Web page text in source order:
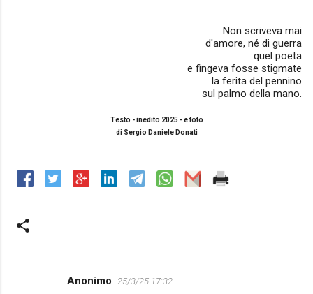
Non scriveva mai
d'amore, né di guerra
quel poeta
e fingeva fosse stigmate
la ferita del pennino
sul palmo della mano.
Testo - inedito 2025 - e foto
di Sergio Daniele Donati
Anonimo 25/3/25 17:32